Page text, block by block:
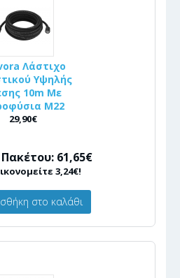
Λάστιχο
Υψηλής
10m Με
Μ22
29,90€
61,65€
3,24€!
στο καλάθι